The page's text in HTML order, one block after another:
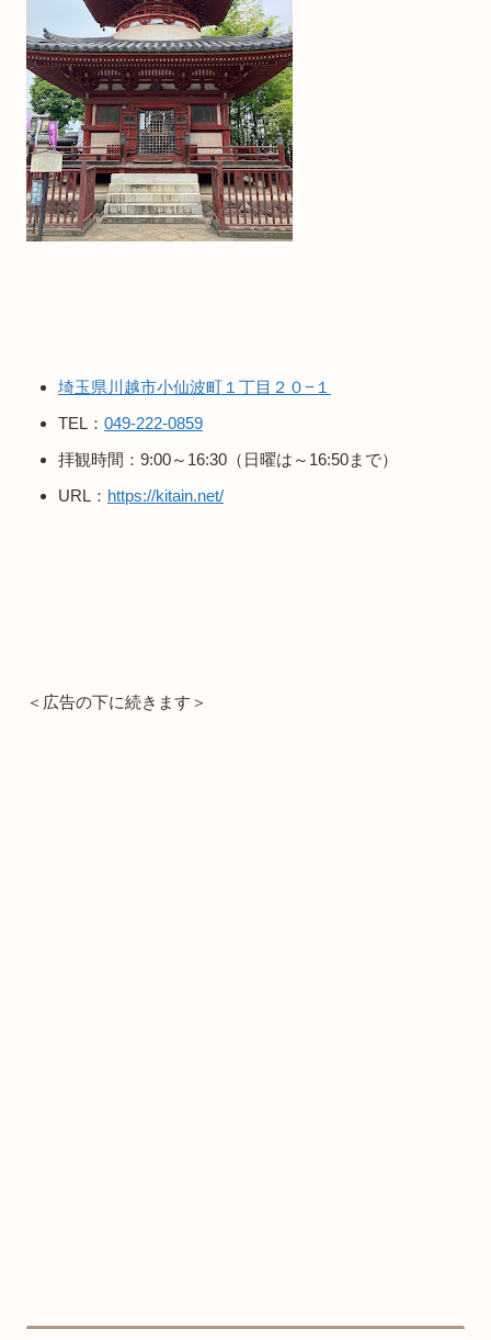
埼玉県川越市小仙波町１丁目２０−１
TEL： 049-222-0859
拝観時間：9:00～16:30（日曜は～16:50まで）
URL： https://kitain.net/
＜広告の下に続きます＞